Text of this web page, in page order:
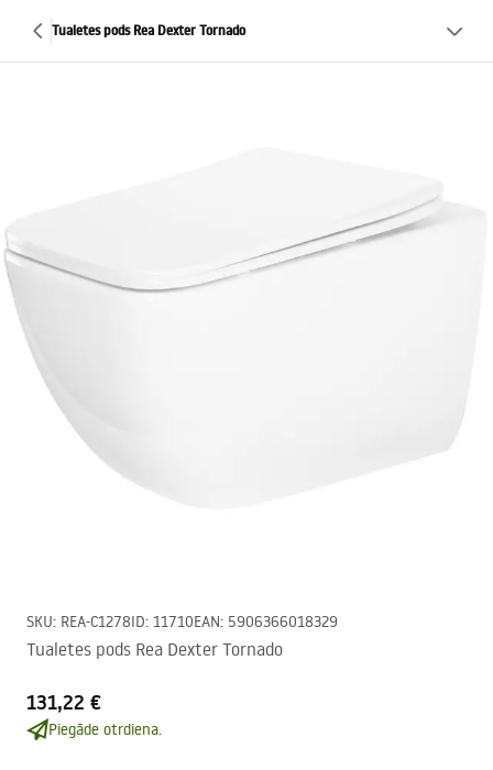
Tualetes pods Rea Dexter Tornado
SKU: REA-C1278ID: 11710EAN: 5906366018329
Tualetes pods Rea Dexter Tornado
131,22 €
Piegāde otrdiena.